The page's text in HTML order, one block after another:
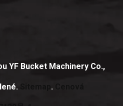
YF Bucket Machinery Co.,
.